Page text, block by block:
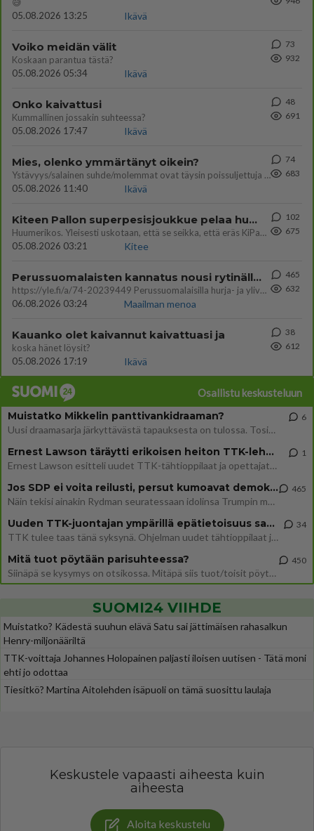
05.08.2026 13:25
Ikävä
Voiko meidän välit
Koskaan parantua tästä?
05.08.2026 05:34
Ikävä
73
932
Onko kaivattusi
Kummallinen jossakin suhteessa?
05.08.2026 17:47
Ikävä
48
691
Mies, olenko ymmärtänyt oikein?
Ystävyys/salainen suhde/molemmat ovat täysin poissuljettuja asioita? Nainen
05.08.2026 11:40
Ikävä
74
683
Kiteen Pallon superpesisjoukkue pelaa huumeiden vaikutuksen alaisena
Huumerikos. Yleisesti uskotaan, että se seikka, että eräs KiPan pelaaja kärähtää huumeista, on vain jäävuoren huippu. M
05.08.2026 03:21
Kitee
102
675
Perussuomalaisten kannatus nousi rytinällä Ylen tänään julkaisemassa tuoreimmassa gallup-kyselyssä.
https://yle.fi/a/74-20239449 Perussuomalaisilla hurja- ja ylivoimaisesti suurin nousu tässä uudessa Ylen gallupissa. Kyl
06.08.2026 03:24
Maailman menoa
465
632
Kauanko olet kaivannut kaivattuasi ja
koska hänet löysit?
05.08.2026 17:19
Ikävä
38
612
Osallistu keskusteluun
Muistatko Mikkelin panttivankidraaman?
Uusi draamasarja järkyttävästä tapauksesta on tulossa. Tositapahtumiin perustuva sarja ammentaa vuoden 1986 Mikkelin pan
6
Ernest Lawson täräytti erikoisen heiton TTK-lehdistötilaisuudessa: " Onko tässä tarkoituksena...?"
Ernest Lawson esitteli uudet TTK-tähtioppilaat ja opettajat torstaina 6.8. lehdistölle. Tulevalla kaudella on yksi hausk
1
Jos SDP ei voita reilusti, persut kumoavat demokratian Suomesta
Näin tekisi ainakin Rydman seuratessaan idolinsa Trumpin mallia https://www.is.fi/politiikka/art-2000012187244.html
465
Uuden TTK-juontajan ympärillä epätietoisuus sakenee - Nyt MTV hämmentää soppaa
TTK tulee taas tänä syksynä. Ohjelman uudet tähtioppilaat julkistetaan torstaina 6. elokuuta klo 14 alkavassa lehdistö
34
Mitä tuot pöytään parisuhteessa?
Siinäpä se kysymys on otsikossa. Mitäpä siis tuot/toisit pöytään parisuhteessa? Oletko mies vai nainen? Koetko sen mitä
450
SUOMI24 VIIHDE
Muistatko? Kädestä suuhun elävä Satu sai jättimäisen rahasalkun
Henry-miljonääriltä
TTK-voittaja Johannes Holopainen paljasti iloisen uutisen - Tätä moni
ehti jo odottaa
Tiesitkö? Martina Aitolehden isäpuoli on tämä suosittu laulaja
Keskustele vapaasti aiheesta kuin
aiheesta
Aloita keskustelu